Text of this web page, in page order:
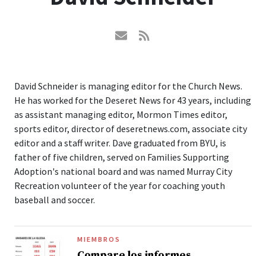
David Schneider is managing editor for the Church News.
He has worked for the Deseret News for 43 years, including
as assistant managing editor, Mormon Times editor,
sports editor, director of deseretnews.com, associate city
editor and a staff writer. Dave graduated from BYU, is
father of five children, served on Families Supporting
Adoption's national board and was named Murray City
Recreation volunteer of the year for coaching youth
baseball and soccer.
MIEMBROS